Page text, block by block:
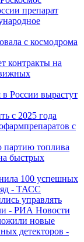
препарат
с космодрома
контракты на
России вырастут
с 2025 года
с
партию топлива
быстрых
100 успешных
- ТАСС
управлять
- РИА Новости
новые
детекторов -